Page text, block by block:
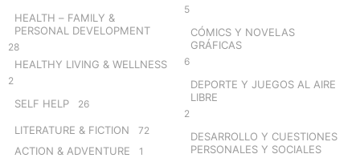
HEALTH – FAMILY &
PERSONAL DEVELOPMENT
28
HEALTHY LIVING & WELLNESS
2
SELF HELP 26
LITERATURE & FICTION 72
ACTION & ADVENTURE 1
5
CÓMICS Y NOVELAS
GRÁFICAS
6
DEPORTE Y JUEGOS AL AIRE
LIBRE
2
DESARROLLO Y CUESTIONES
PERSONALES Y SOCIALES